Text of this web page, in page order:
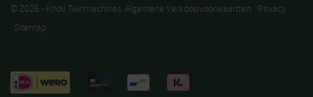
© 2026 - Knoll Tuinmachines Algemene Verkoopvoorwaarden
Privacy
Sitemap